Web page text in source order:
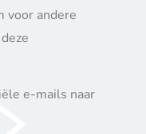
voor andere
e-mails naar